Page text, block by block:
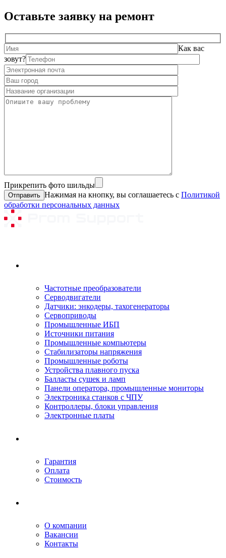
Оставьте заявку на ремонт
Как вас
зовут?
Прикрепить фото шильды
Нажимая на кнопку, вы соглашаетесь с Политикой
обработки персональных данных
Частотные преобразователи
Серводвигатели
Датчики: энкодеры, тахогенераторы
Сервоприводы
Промышленные ИБП
Источники питания
Промышленные компьютеры
Стабилизаторы напряжения
Промышленные роботы
Устройства плавного пуска
Балласты сушек и ламп
Панели оператора, промышленные мониторы
Электроника станков с ЧПУ
Контроллеры, блоки управления
Электронные платы
Гарантия
Оплата
Стоимость
О компании
Вакансии
Контакты